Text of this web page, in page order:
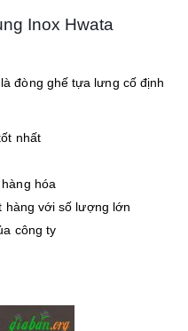
Inox Hwata
đòng ghế tựa lưng cố định
nhất
hóa
hàng với số lượng lớn
công ty